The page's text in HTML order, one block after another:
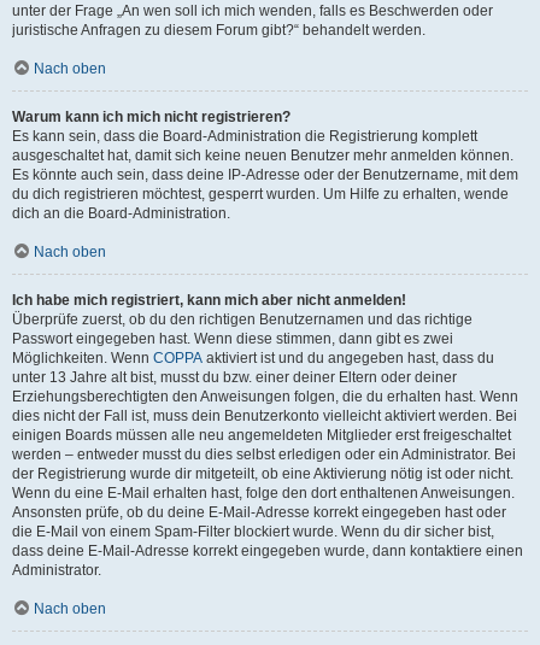
unter der Frage „An wen soll ich mich wenden, falls es Beschwerden oder
juristische Anfragen zu diesem Forum gibt?“ behandelt werden.
Nach oben
Warum kann ich mich nicht registrieren?
Es kann sein, dass die Board-Administration die Registrierung komplett
ausgeschaltet hat, damit sich keine neuen Benutzer mehr anmelden können.
Es könnte auch sein, dass deine IP-Adresse oder der Benutzername, mit dem
du dich registrieren möchtest, gesperrt wurden. Um Hilfe zu erhalten, wende
dich an die Board-Administration.
Nach oben
Ich habe mich registriert, kann mich aber nicht anmelden!
Überprüfe zuerst, ob du den richtigen Benutzernamen und das richtige
Passwort eingegeben hast. Wenn diese stimmen, dann gibt es zwei
Möglichkeiten. Wenn COPPA aktiviert ist und du angegeben hast, dass du
unter 13 Jahre alt bist, musst du bzw. einer deiner Eltern oder deiner
Erziehungsberechtigten den Anweisungen folgen, die du erhalten hast. Wenn
dies nicht der Fall ist, muss dein Benutzerkonto vielleicht aktiviert werden. Bei
einigen Boards müssen alle neu angemeldeten Mitglieder erst freigeschaltet
werden – entweder musst du dies selbst erledigen oder ein Administrator. Bei
der Registrierung wurde dir mitgeteilt, ob eine Aktivierung nötig ist oder nicht.
Wenn du eine E-Mail erhalten hast, folge den dort enthaltenen Anweisungen.
Ansonsten prüfe, ob du deine E-Mail-Adresse korrekt eingegeben hast oder
die E-Mail von einem Spam-Filter blockiert wurde. Wenn du dir sicher bist,
dass deine E-Mail-Adresse korrekt eingegeben wurde, dann kontaktiere einen
Administrator.
Nach oben